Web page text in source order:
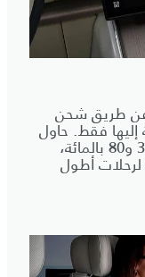
عن طريق شحن
إليها فقط. حاول
الحفاظ على مستوى الشحن ما بين 30 و80 بالمائة،
لرحلات أطول